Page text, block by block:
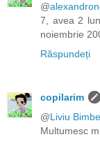
@
7, avea 2
noiembrie
Răspundeți
copilarim
@Liviu
Multumesc